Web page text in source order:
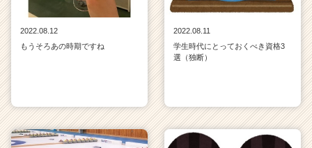
2022.08.12
もうそろあの時期ですね
2022.08.11
学生時代にとっておくべき資格3
選（独断）